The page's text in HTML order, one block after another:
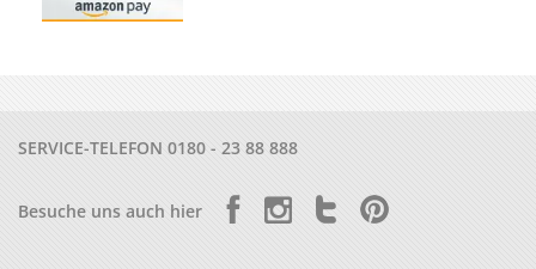
SERVICE-TELEFON 0180 - 23 88 888
Besuche uns auch hier